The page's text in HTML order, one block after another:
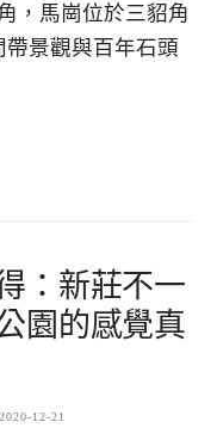
，馬崗位於三貂角
景觀與百年石頭
：新莊不一
園的感覺真
2020-12-21